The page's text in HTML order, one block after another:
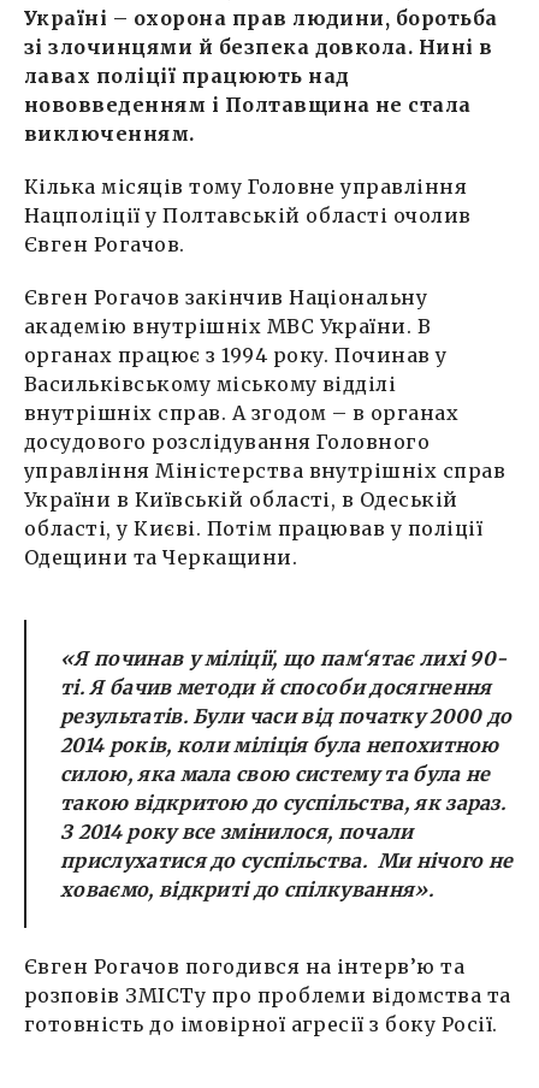
Україні – охорона прав людини, боротьба
зі злочинцями й безпека довкола. Нині в
лавах поліції працюють над
нововведенням і Полтавщина не стала
виключенням.
Кілька місяців тому Головне управління
Нацполіції у Полтавській області очолив
Євген Рогачов.
Євген Рогачов закінчив Національну
академію внутрішніх МВС України. В
органах працює з 1994 року. Починав у
Васильківському міському відділі
внутрішніх справ. А згодом – в органах
досудового розслідування Головного
управління Міністерства внутрішніх справ
України в Київській області, в Одеській
області, у Києві. Потім працював у поліції
Одещини та Черкащини.
«Я починав у міліції, що пам‘ятає лихі 90-
ті. Я бачив методи й способи досягнення
результатів. Були часи від початку 2000 до
2014 років, коли міліція була непохитною
силою, яка мала свою систему та була не
такою відкритою до суспільства, як зараз.
З 2014 року все змінилося, почали
прислухатися до суспільства. Ми нічого не
ховаємо, відкриті до спілкування».
Євген Рогачов погодився на інтерв’ю та
розповів ЗМІСТу про проблеми відомства та
готовність до імовірної агресії з боку Росії.